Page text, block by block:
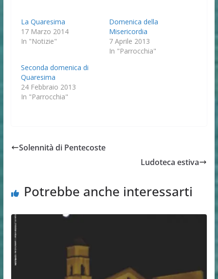
La Quaresima
17 Marzo 2014
In "Notizie"
Domenica della
Misericordia
7 Aprile 2013
In "Parrocchia"
Seconda domenica di
Quaresima
24 Febbraio 2013
In "Parrocchia"
Solennità di Pentecoste
Ludoteca estiva
Potrebbe anche interessarti